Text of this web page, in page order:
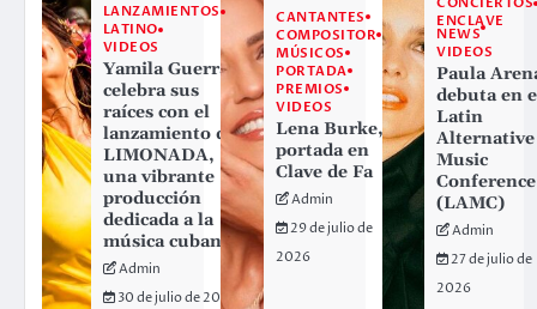
LANZAMIENTOS
LATINO
VIDEOS
Yamila Guerra
celebra sus
raíces con el
lanzamiento de
LIMONADA,
una vibrante
producción
dedicada a la
música cubana
Admin
30 de julio de 2026
CANTANTES
COMPOSITOR
MÚSICOS
PORTADA
PREMIOS
VIDEOS
Lena Burke,
portada en
Clave de Fa
Admin
29 de julio de
2026
ENCLAVE
NEWS
VIDEOS
Paula
debuta en
Latin
Alternative
Music
Conference
(LAMC)
Admin
27 de julio de
2026